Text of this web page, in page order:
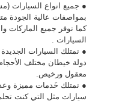
● جميع انواع السيارات
بمواصفات عالية الجودة
كما نوفر جميع الماركات
السيارات
● نمتلك السيارات
دولة خيطان مختلف
معقول ورخيص.
● نمتلك خَدمات مميزة
سيارات مثل التي كنت